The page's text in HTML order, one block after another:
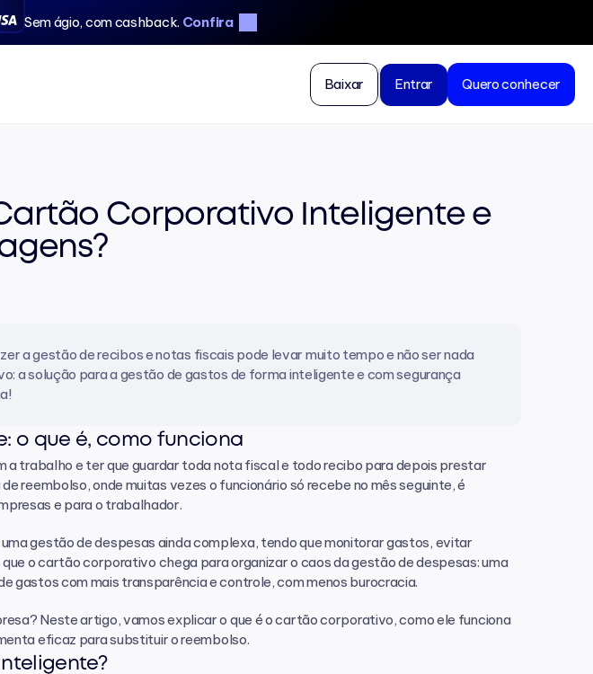
Corporativo Inteligente e
a gestão de recibos e notas fiscais pode levar muito tempo e não ser nada
a solução para a gestão de gastos de forma inteligente e com segurança
o que é, como funciona
a trabalho e ter que guardar toda nota fiscal e todo recibo para depois prestar
reembolso, onde muitas vezes o funcionário só recebe no mês seguinte, é
e para o trabalhador.
gestão de despesas ainda complexa, tendo que monitorar gastos, evitar
o cartão corporativo chega para organizar o caos da gestão de despesas: uma
gastos com mais transparência e controle, com menos burocracia.
Neste artigo, vamos explicar o que é o cartão corporativo, como ele funciona
eficaz para substituir o reembolso.
Baixar Entrar Quero conhecer
Sem ágio, com cashback. Confira